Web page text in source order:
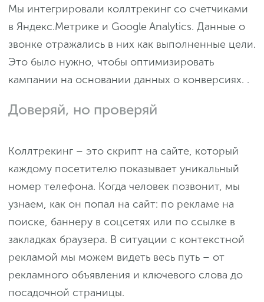
Мы интегрировали коллтрекинг со счетчиками
в Яндекс.Метрике и Google Analytics. Данные о
звонке отражались в них как выполненные цели.
Это было нужно, чтобы оптимизировать
кампании на основании данных о конверсиях. .
Доверяй, но проверяй
Коллтрекинг – это скрипт на сайте, который
каждому посетителю показывает уникальный
номер телефона. Когда человек позвонит, мы
узнаем, как он попал на сайт: по рекламе на
поиске, баннеру в соцсетях или по ссылке в
закладках браузера. В ситуации с контекстной
рекламой мы можем видеть весь путь – от
рекламного объявления и ключевого слова до
посадочной страницы.